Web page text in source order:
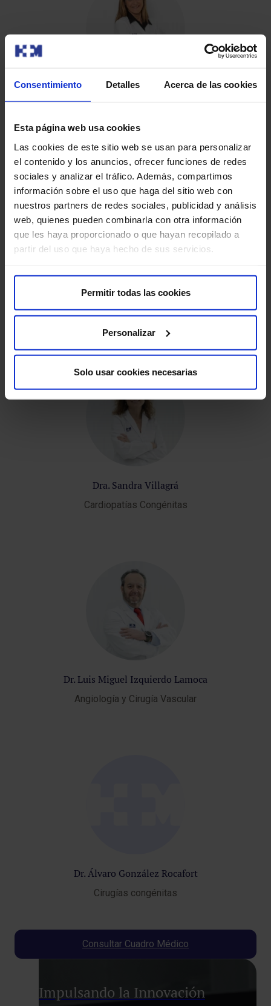
Consentimiento Detalles Acerca de las cookies
Esta página web usa cookies
Las cookies de este sitio web se usan para personalizar
el contenido y los anuncios, ofrecer funciones de redes
sociales y analizar el tráfico. Además, compartimos
información sobre el uso que haga del sitio web con
nuestros partners de redes sociales, publicidad y análisis
web, quienes pueden combinarla con otra información
que les haya proporcionado o que hayan recopilado a
partir del uso que haya hecho de sus servicios.
Permitir todas las cookies
Personalizar
Solo usar cookies necesarias
Dr. Ángel González Pinto
Cirugía Cardíaca
Dra. Sandra Villagrá
Cardiopatías Congénitas
Dr. Luis Miguel Izquierdo Lamoca
Angiología y Cirugía Vascular
Dr. Álvaro González Rocafort
Cirugías congénitas
Consultar Cuadro Médico
Impulsando la Innovación